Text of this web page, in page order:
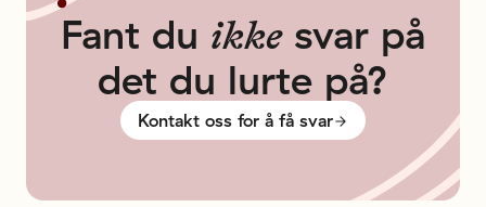
Fant du ikke svar på
det du lurte på?
Kontakt oss for å få svar